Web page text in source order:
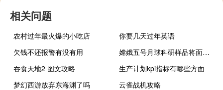
相关问题
农村过年最火爆的小吃店
你要几天过年英语
欠钱不还报警有没有用
嫦娥五号月球科研样品将面向国际开放申请
吞食天地2 图文攻略
生产计划kpi指标有哪些方面
梦幻西游放弃东海渊了吗
云雀战机攻略